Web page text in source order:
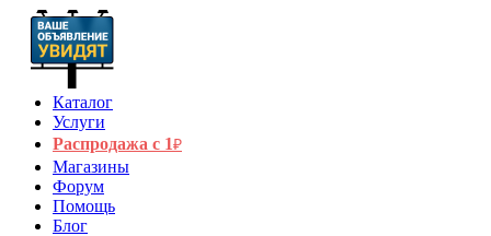
Каталог
Услуги
Распродажа с 1₽
Магазины
Форум
Помощь
Блог